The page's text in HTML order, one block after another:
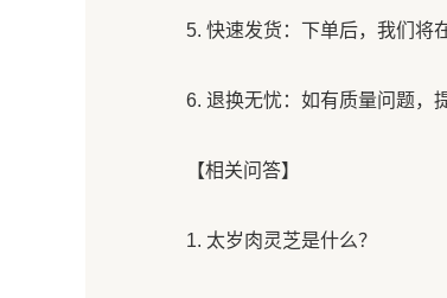
5. 快速发货：下单后，我们将
6. 退换无忧：如有质量问题，
【相关问答】
1. 太岁肉灵芝是什么？